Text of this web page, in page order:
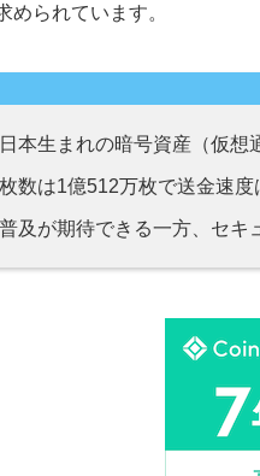
められています。
本生まれの暗号資産（仮想
枚数は1億512万枚で送金速
及が期待できる一方、セキ